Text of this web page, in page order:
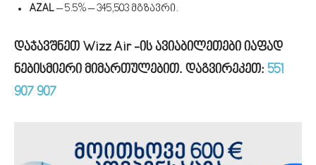
AZAL– 5.5% – 345,503 მგზავრი.
დაჯავშნეთ Wizz Air -ის ავიაბილეთები იაფად
ნებისმიერი მიმართულებით. დაგვირეკეთ: 551
907 907